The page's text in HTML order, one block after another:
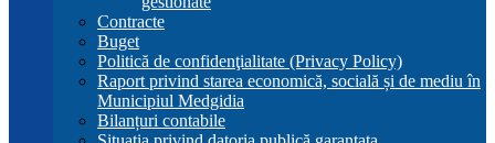
Contracte
Buget
Politică de confidenţialitate (Privacy Policy)
Raport privind starea economică, socială și de mediu în
Municipiul Medgidia
Bilanțuri contabile